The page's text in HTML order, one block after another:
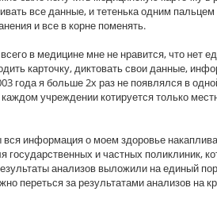
все данные, и тетенька одним
и все в корне поменять.
в медицине мне не нравится, что нет
карточку, диктовать свои данные,
года я больше 2х раз не появлялся в
учреждении котируется только
вся информация о моем здоровье
государственных и частных поликлиник,
анализов выложили на единый
переться за результатами анализов на